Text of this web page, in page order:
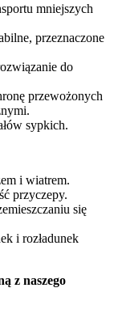
mniejszych
przeznaczone
do
przewożonych
sypkich.
i wiatrem.
przyczepy.
się
i rozładunek
z naszego